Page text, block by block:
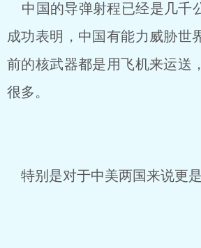
中国的导弹射程已经是几千
成功表明，中国有能力威胁世
前的核武器都是用飞机来运送
很多。
特别是对于中美两国来说更是